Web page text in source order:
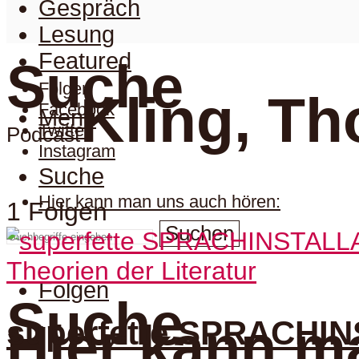
Folgen
Facebook
Twitter
Instagram
Hier kann man uns auch hören:
Suche
Suchen
Folgen
Gespräch
Lesung
Featured
Menu
Suche
Suche
PodcastKling,
1 Folgen
Theorien der Literatur
superfette